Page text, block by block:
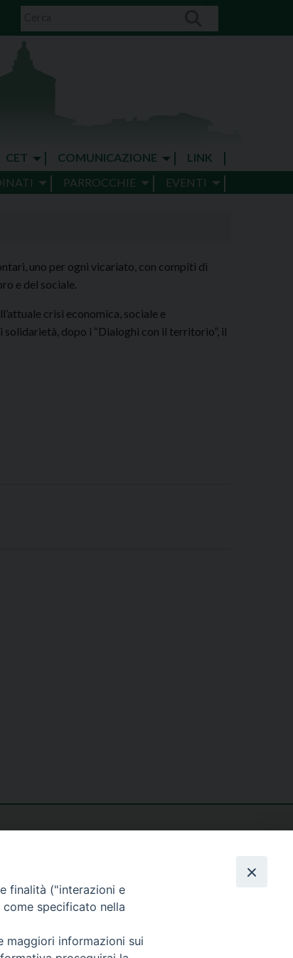
CET COMUNICAZIONE
LINK
PARROCCHIE EVENTI
uno per ogni vicariato, con compiti di
e del sociale.
crisi economica, sociale e
dopo i “Dialoghi con il territorio”, il
finalità ("interazioni e
specificato nella
maggiori informazioni sui